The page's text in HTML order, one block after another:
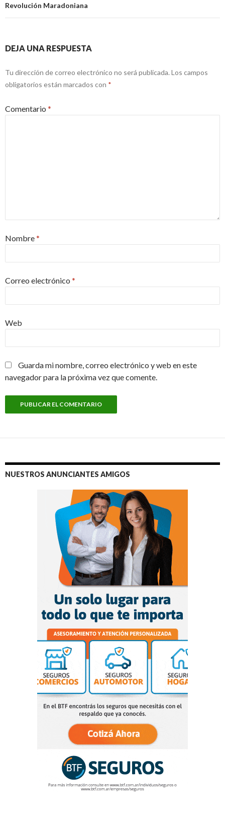
Revolución Maradoniana
DEJA UNA RESPUESTA
Tu dirección de correo electrónico no será publicada. Los campos
obligatorios están marcados con *
Comentario *
Nombre*
Correo electrónico *
Web
Guarda mi nombre, correo electrónico y web en este
navegador para la próxima vez que comente.
NUESTROS ANUNCIANTES AMIGOS